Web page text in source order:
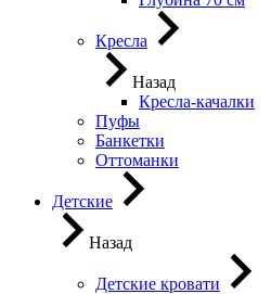
Кресла
Назад
Кресла-качалки
Пуфы
Банкетки
Оттоманки
Детские
Назад
Детские кровати